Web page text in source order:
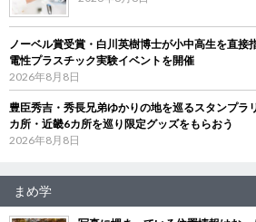
ノーベル賞受賞・白川英樹博士が小中高生を直
電性プラスチック実験イベントを開催
2026年8月8日
豊臣秀吉・秀長兄弟ゆかりの地を巡るスタンプ
カ所・近畿6カ所を巡り限定グッズをもらおう
2026年8月8日
まめ学